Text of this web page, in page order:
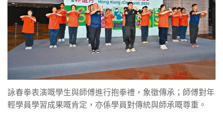
詠春拳表演嘅學生與師傅進行抱拳禮，象徵傳承；師傅對年
輕學員學習成果嘅肯定，亦係學員對傳統與師承嘅尊重。